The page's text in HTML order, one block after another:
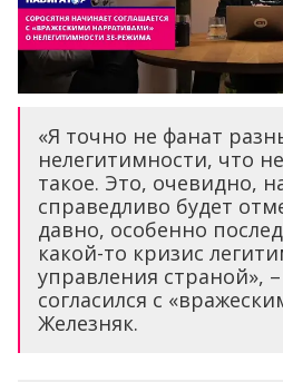
«Я точно не фанат
нелегитимности, что
такое. Это, очевидно,
справедливо будет
давно, особенно
какой-то кризис
управления страной»,
согласился с
Железняк.